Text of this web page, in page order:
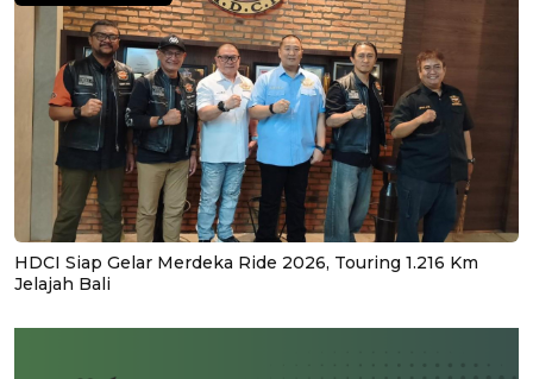
HDCI Siap Gelar Merdeka Ride 2026, Touring 1.216 Km
Jelajah Bali